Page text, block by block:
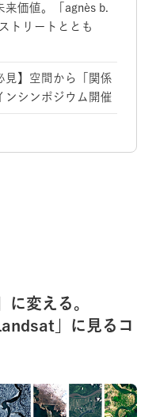
来価値。「agnès b.
トリートととも
見】空間から「関係
シンポジウム開催
に変える。
」に見るコ